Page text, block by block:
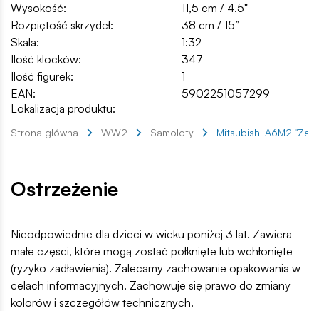
Wysokość:
11,5 cm / 4.5"
Rozpiętość skrzydeł:
38 cm / 15”
Skala:
1:32
Ilość klocków:
347
Ilość figurek:
1
EAN:
5902251057299
Lokalizacja produktu:
Strona główna WW2 Samoloty Mitsubishi A6M2
Ostrzeżenie
Nieodpowiednie dla dzieci w wieku poniżej 3 lat. Zawiera
małe części, które mogą zostać połknięte lub wchłonięte
(ryzyko zadławienia). Zalecamy zachowanie opakowania w
celach informacyjnych. Zachowuje się prawo do zmiany
kolorów i szczegółów technicznych.